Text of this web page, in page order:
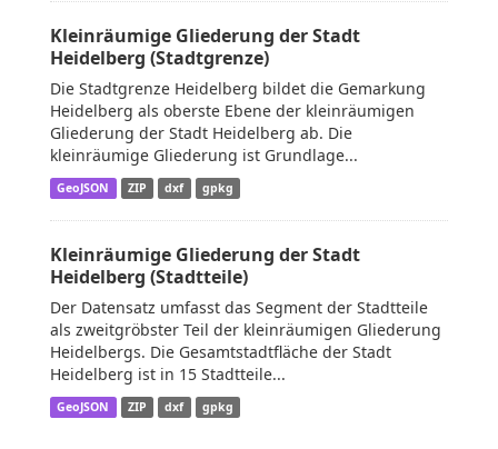
Kleinräumige Gliederung der Stadt
Heidelberg (Stadtgrenze)
Die Stadtgrenze Heidelberg bildet die Gemarkung
Heidelberg als oberste Ebene der kleinräumigen
Gliederung der Stadt Heidelberg ab. Die
kleinräumige Gliederung ist Grundlage...
GeoJSON ZIP dxf gpkg
Kleinräumige Gliederung der Stadt
Heidelberg (Stadtteile)
Der Datensatz umfasst das Segment der Stadtteile
als zweitgröbster Teil der kleinräumigen Gliederung
Heidelbergs. Die Gesamtstadtfläche der Stadt
Heidelberg ist in 15 Stadtteile...
GeoJSON ZIP dxf gpkg